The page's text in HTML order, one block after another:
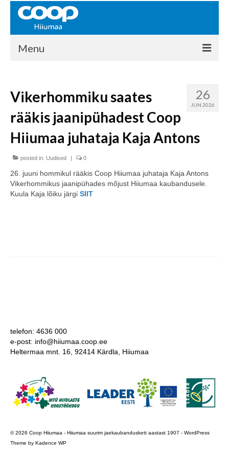
Menu
Kontakt
Liikmed
Ajalugu
KAUPLUSED
EHITUSKESKUS
MEIE PANUS
26
JUN 2026
Vikerhommiku saates
rääkis jaanipühadest Coop
Hiiumaa juhataja Kaja Antons
posted in: Uudised | 0
26. juuni hommikul rääkis Coop Hiiumaa juhataja Kaja Antons
Vikerhommikus jaanipühades mõjust Hiiumaa kaubandusele.
Kuula Kaja lõiku järgi SIIT
telefon: 4636 000
e-post: info@hiiumaa.coop.ee
Heltermaa mnt. 16, 92414 Kärdla, Hiiumaa
© 2026 Coop Hiiumaa - Hiiumaa suurim jaekaubanduskett aastast 1907 - WordPress
Theme by Kadence WP